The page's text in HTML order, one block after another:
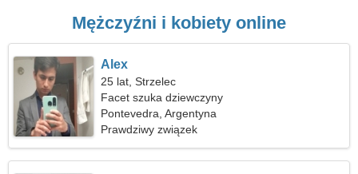
Mężczyźni i kobiety online
Alex
25 lat, Strzelec
Facet szuka dziewczyny
Pontevedra, Argentyna
Prawdziwy związek